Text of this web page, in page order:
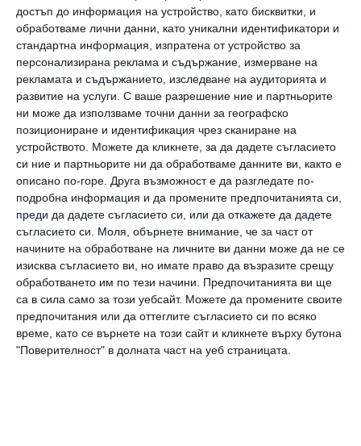
достъп до информация на устройство, като бисквитки, и
обработваме лични данни, като уникални идентификатори и
стандартна информация, изпратена от устройство за
персонализирана реклама и съдържание, измерване на
рекламата и съдържанието, изследване на аудиторията и
развитие на услуги. С ваше разрешение ние и партньорите
ни може да използваме точни данни за географско
позициониране и идентификация чрез сканиране на
устройството. Можете да кликнете, за да дадете съгласието
си ние и партньорите ни да обработваме данните ви, както е
описано по-горе. Друга възможност е да разгледате по-
подробна информация и да промените предпочитанията си,
преди да дадете съгласието си, или да откажете да дадете
съгласието си. Моля, обърнете внимание, че за част от
начините на обработване на личните ви данни може да не се
изисква съгласието ви, но имате право да възразите срещу
обработването им по тези начини. Предпочитанията ви ще
са в сила само за този уебсайт. Можете да промените своите
предпочитания или да оттеглите съгласието си по всяко
време, като се върнете на този сайт и кликнете върху бутона
"Поверителност" в долната част на уеб страницата.
Без ментруация.
Снимка:Shutterstock